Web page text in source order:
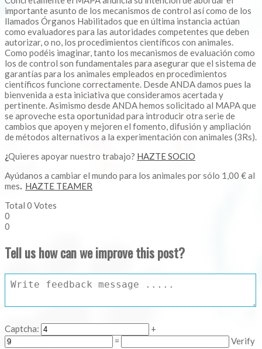
importante asunto de los mecanismos de control así como de los
llamados Órganos Habilitados que en última instancia actúan
como evaluadores para las autoridades competentes que deben
autorizar, o no, los procedimientos científicos con animales.
Como podéis imaginar, tanto los mecanismos de evaluación como
los de control son fundamentales para asegurar que el sistema de
garantías para los animales empleados en procedimientos
científicos funcione correctamente. Desde ANDA damos pues la
bienvenida a esta iniciativa que consideramos acertada y
pertinente. Asimismo desde ANDA hemos solicitado al MAPA que
se aproveche esta oportunidad para introducir otra serie de
cambios que apoyen y mejoren el fomento, difusión y ampliación
de métodos alternativos a la experimentación con animales (3Rs).
¿Quieres apoyar nuestro trabajo? HAZTE SOCIO
Ayúdanos a cambiar el mundo para los animales por sólo 1,00 € al
mes. HAZTE TEAMER
Total 0 Votes
0
0
Tell us how can we improve this post?
Captcha:
+
=
Verify